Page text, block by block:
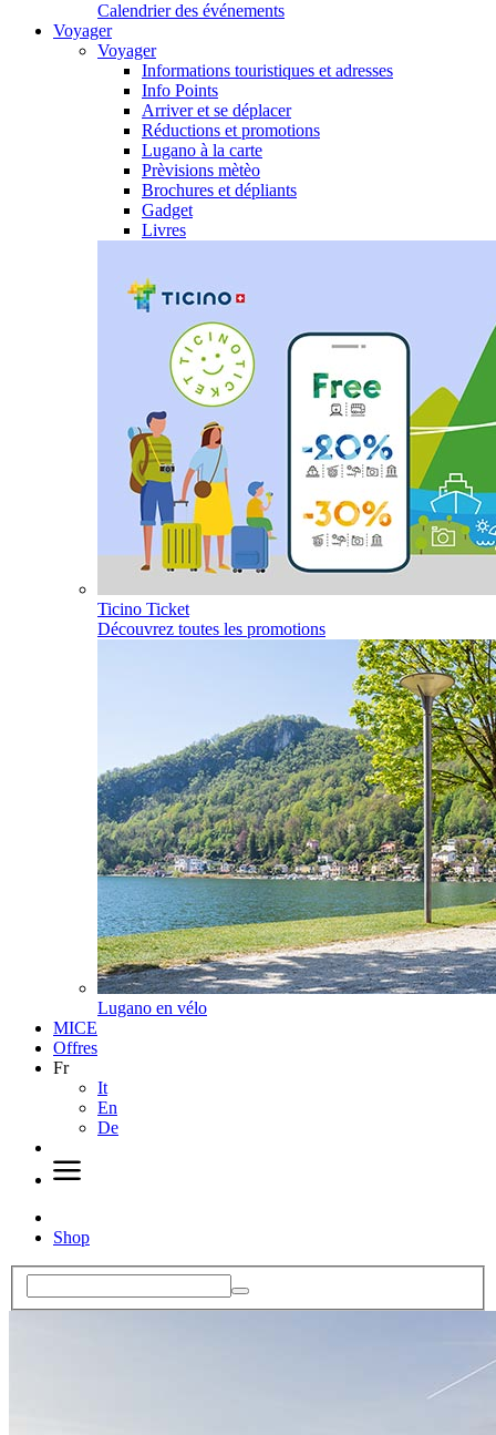
Calendrier des événements
Voyager
Voyager
Informations touristiques et adresses
Info Points
Arriver et se déplacer
Réductions et promotions
Lugano à la carte
Prèvisions mètèo
Brochures et dépliants
Gadget
Livres
Ticino Ticket
Découvrez toutes les promotions
Lugano en vélo
MICE
Offres
Fr
It
En
De
Shop